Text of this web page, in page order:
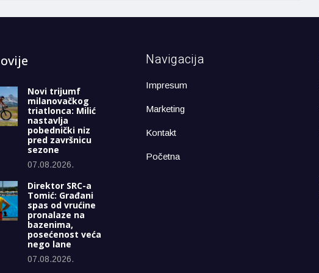
Novi trijumf
milanovačkog
triatlonca: Milić
nastavlja
pobednički niz
pred završnicu
sezone
07.08.2026.
Direktor SRC-a
Tomić: Građani
spas od vrućine
pronalaze na
bazenima,
posećenost veća
nego lane
07.08.2026.
Navigacija
Impresum
Marketing
Kontakt
Početna